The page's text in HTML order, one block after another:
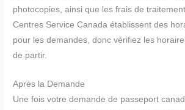
photocopies, ainsi que les frais de
Centres Service Canada établissent des
pour les demandes, donc vérifiez les
de partir.
Après la Demande
Une fois votre demande de passeport